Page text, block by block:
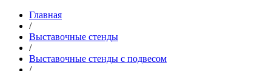
Главная
/
Выставочные стенды
/
Выставочные стенды с подвесом